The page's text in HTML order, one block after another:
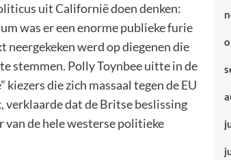
uit Californië doen denken:
was er een enorme publieke furie
werd op diegenen die
stemmen. Polly Toynbee uitte in de
kiezers die zich massaal tegen de EU
verklaarde dat de Britse beslissing
van de hele westerse politieke